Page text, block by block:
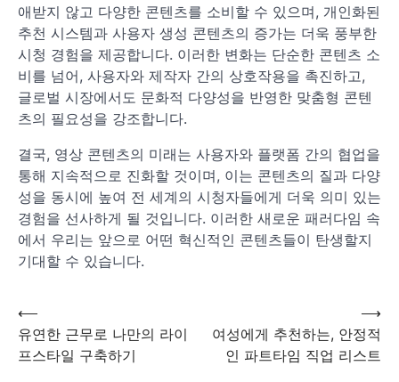
애받지 않고 다양한 콘텐츠를 소비할 수 있으며, 개인화된
추천 시스템과 사용자 생성 콘텐츠의 증가는 더욱 풍부한
시청 경험을 제공합니다. 이러한 변화는 단순한 콘텐츠 소
비를 넘어, 사용자와 제작자 간의 상호작용을 촉진하고,
글로벌 시장에서도 문화적 다양성을 반영한 맞춤형 콘텐
츠의 필요성을 강조합니다.
결국, 영상 콘텐츠의 미래는 사용자와 플랫폼 간의 협업을
통해 지속적으로 진화할 것이며, 이는 콘텐츠의 질과 다양
성을 동시에 높여 전 세계의 시청자들에게 더욱 의미 있는
경험을 선사하게 될 것입니다. 이러한 새로운 패러다임 속
에서 우리는 앞으로 어떤 혁신적인 콘텐츠들이 탄생할지
기대할 수 있습니다.
글
⟵
유연한 근무로 나만의 라이
프스타일 구축하기
여성에게 추천하는, 안정적
인 파트타임 직업 리스트
⟶